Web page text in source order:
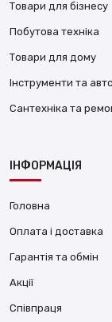
ІНФОРМАЦІЯ
Головна
Оплата і доставка
Гарантія та обмін
Акції
Співпраця
Товари для бізнесу
Побутова техніка
Товари для дому
Інструменти та
Сантехніка та